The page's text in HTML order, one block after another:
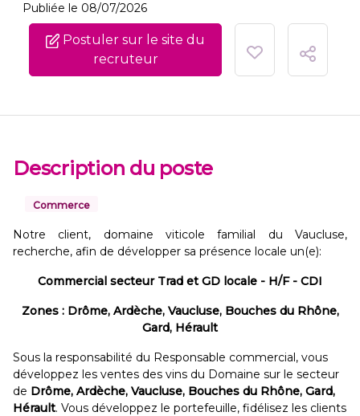
Publiée le 08/07/2026
Postuler sur le site du
recruteur
Description du poste
Commerce
Notre client, domaine viticole familial du Vaucluse,
recherche, afin de développer sa présence locale un(e):
Commercial secteur Trad et GD locale - H/F - CDI
Zones : Drôme, Ardèche, Vaucluse, Bouches du Rhône,
Gard, Hérault
Sous la responsabilité du Responsable commercial, vous
développez les ventes des vins du Domaine sur le secteur
de Drôme, Ardèche, Vaucluse, Bouches du Rhône, Gard,
Hérault. Vous développez le portefeuille, fidélisez les clients